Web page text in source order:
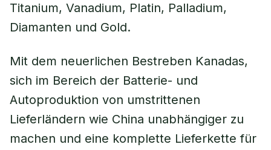
Titanium, Vanadium, Platin, Palladium,
Diamanten und Gold.
Mit dem neuerlichen Bestreben Kanadas,
sich im Bereich der Batterie- und
Autoproduktion von umstrittenen
Lieferländern wie China unabhängiger zu
machen und eine komplette Lieferkette für